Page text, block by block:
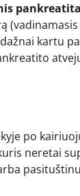
kartu
po
neretai